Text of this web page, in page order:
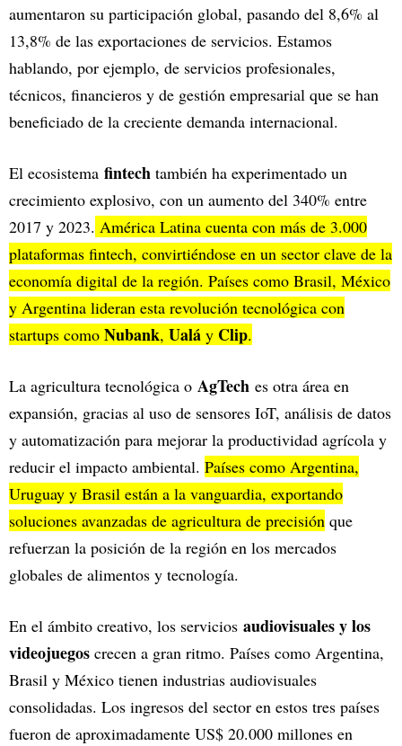
aumentaron su participación global, pasando del 8,6% al
13,8% de las exportaciones de servicios. Estamos
hablando, por ejemplo, de servicios profesionales,
técnicos, financieros y de gestión empresarial que se han
beneficiado de la creciente demanda internacional.
El ecosistema fintech también ha experimentado un
crecimiento explosivo, con un aumento del 340% entre
2017 y 2023. América Latina cuenta con más de 3.000
plataformas fintech, convirtiéndose en un sector clave de la
economía digital de la región. Países como Brasil, México
y Argentina lideran esta revolución tecnológica con
startups como Nubank, Ualá y Clip.
La agricultura tecnológica o AgTech es otra área en
expansión, gracias al uso de sensores IoT, análisis de datos
y automatización para mejorar la productividad agrícola y
reducir el impacto ambiental. Países como Argentina,
Uruguay y Brasil están a la vanguardia, exportando
soluciones avanzadas de agricultura de precisión que
refuerzan la posición de la región en los mercados
globales de alimentos y tecnología.
En el ámbito creativo, los servicios audiovisuales y los
videojuegos crecen a gran ritmo. Países como Argentina,
Brasil y México tienen industrias audiovisuales
consolidadas. Los ingresos del sector en estos tres países
fueron de aproximadamente US$ 20.000 millones en